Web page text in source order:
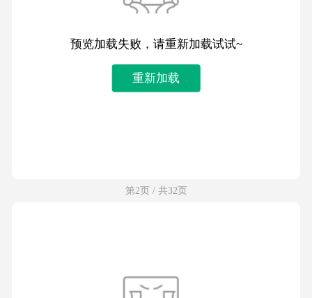
预览加载失败，请重新加载试试~
重新加载
第2页 / 共32页